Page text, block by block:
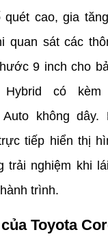
quét cao, gia
quan sát các
9 inch cho
có
Auto không
tiếp hiển thị
trải nghiệm khi
trình.
Toyota